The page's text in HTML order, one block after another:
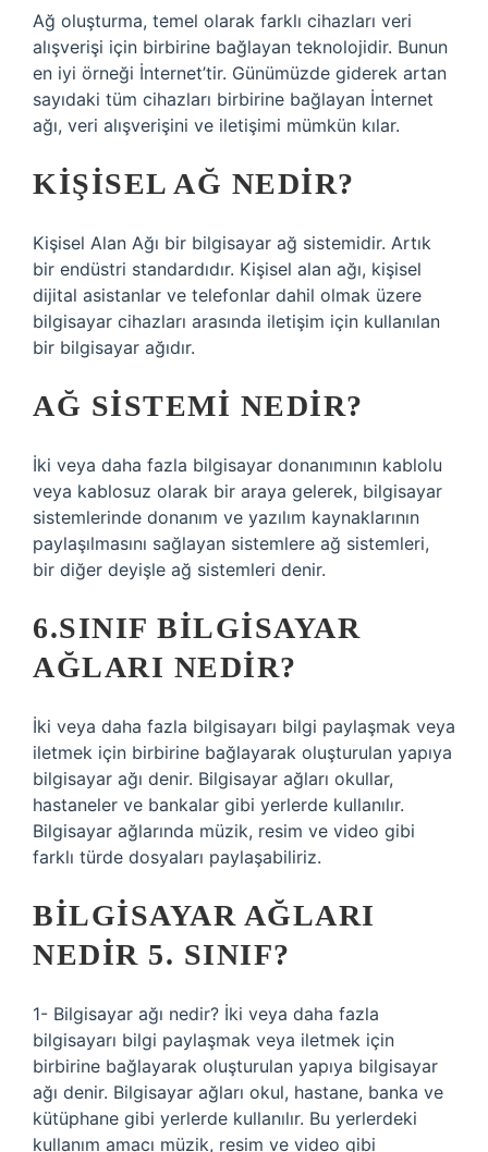
Ağ oluşturma, temel olarak farklı cihazları veri
alışverişi için birbirine bağlayan teknolojidir. Bunun
en iyi örneği İnternet’tir. Günümüzde giderek artan
sayıdaki tüm cihazları birbirine bağlayan İnternet
ağı, veri alışverişini ve iletişimi mümkün kılar.
KIŞISEL AĞ NEDIR?
Kişisel Alan Ağı bir bilgisayar ağ sistemidir. Artık
bir endüstri standardıdır. Kişisel alan ağı, kişisel
dijital asistanlar ve telefonlar dahil olmak üzere
bilgisayar cihazları arasında iletişim için kullanılan
bir bilgisayar ağıdır.
AĞ SISTEMI NEDIR?
İki veya daha fazla bilgisayar donanımının kablolu
veya kablosuz olarak bir araya gelerek, bilgisayar
sistemlerinde donanım ve yazılım kaynaklarının
paylaşılmasını sağlayan sistemlere ağ sistemleri,
bir diğer deyişle ağ sistemleri denir.
6.SINIF BILGISAYAR
AĞLARI NEDIR?
İki veya daha fazla bilgisayarı bilgi paylaşmak veya
iletmek için birbirine bağlayarak oluşturulan yapıya
bilgisayar ağı denir. Bilgisayar ağları okullar,
hastaneler ve bankalar gibi yerlerde kullanılır.
Bilgisayar ağlarında müzik, resim ve video gibi
farklı türde dosyaları paylaşabiliriz.
BILGISAYAR AĞLARI
NEDIR 5. SINIF?
1- Bilgisayar ağı nedir? İki veya daha fazla
bilgisayarı bilgi paylaşmak veya iletmek için
birbirine bağlayarak oluşturulan yapıya bilgisayar
ağı denir. Bilgisayar ağları okul, hastane, banka ve
kütüphane gibi yerlerde kullanılır. Bu yerlerdeki
kullanım amacı müzik, resim ve video gibi